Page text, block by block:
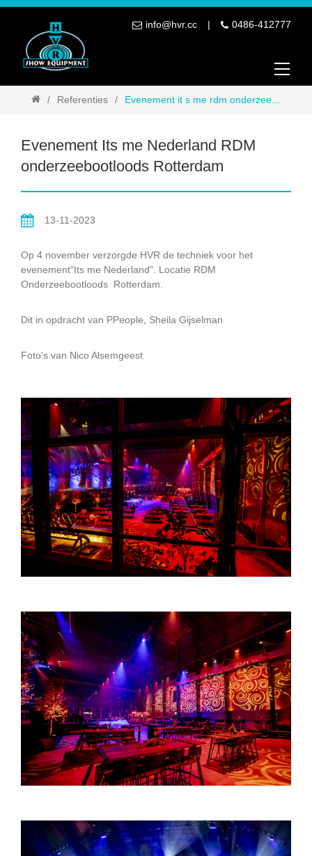
info@hvr.cc 0486-412777
Referenties Evenement it s me rdm onderzee...
Evenement Its me Nederland RDM
onderzeebootloods Rotterdam
13-11-2023
Op 4 november verzorgde HVR de techniek voor het
evenement"Its me Nederland". Locatie RDM
Onderzeebootloods Rotterdam.
Dit in opdracht van PPeople, Sheila Gijselman
Foto's van Nico Alsemgeest